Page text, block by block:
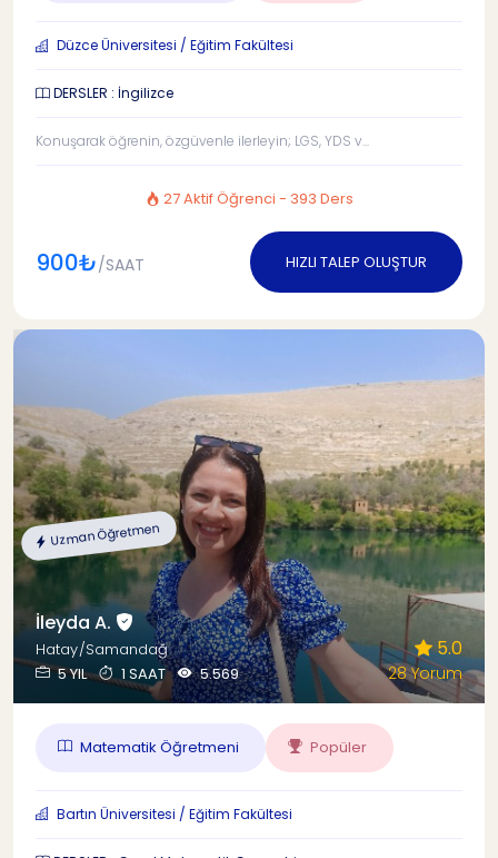
Düzce Üniversitesi / Eğitim Fakültesi
DERSLER : İngilizce
Konuşarak öğrenin, özgüvenle ilerleyin; LGS, YDS v...
27 Aktif Öğrenci - 393 Ders
900₺/SAAT HIZLI TALEP OLUŞTUR
Uzman Öğretmen
İleyda A.
Hatay/Samandağ
5 YIL
1 SAAT 5.569
5.0
28 Yorum
Matematik Öğretmeni Popüler
Bartın Üniversitesi / Eğitim Fakültesi